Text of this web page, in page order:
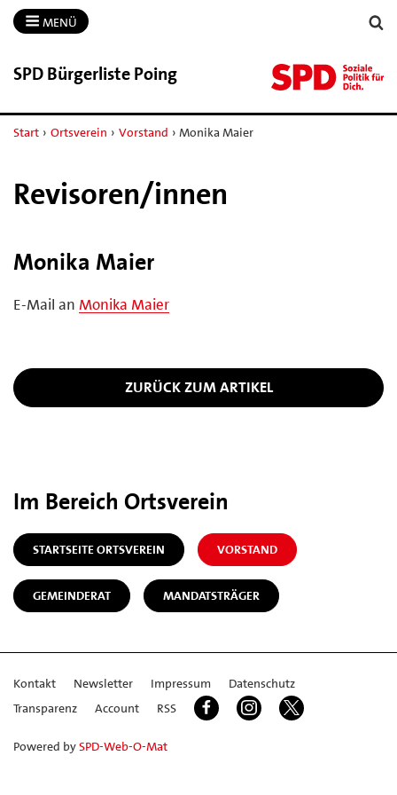
MENÜ
SPD Bürgerliste Poing
Start › Ortsverein › Vorstand › Monika Maier
Revisoren/innen
Monika Maier
E-Mail an Monika Maier
ZURÜCK ZUM ARTIKEL
Im Bereich Ortsverein
STARTSEITE ORTSVEREIN VORSTAND
GEMEINDERAT MANDATSTRÄGER
Kontakt Newsletter Impressum
Datenschutz
Transparenz
Account RSS
Powered bySPD-Web-O-Mat